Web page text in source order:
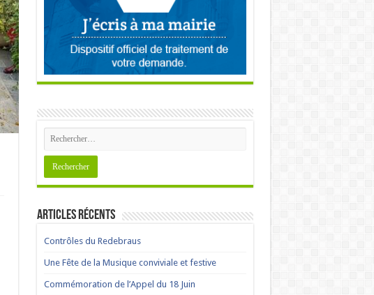
Articles récents
Contrôles du Redebraus
Une Fête de la Musique conviviale et festive
Commémoration de l’Appel du 18 Juin